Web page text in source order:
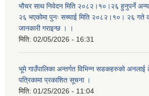
भौचर साथ निवेदन मिति २०८२।१०।२६ हुनुपर्ने
२६ भएकोमा पुनः सच्याई मिति २०८२।१०। २६ गते
जानकारी गराइन्छ । ।
मिति: 02/05/2026 - 16:31
भूमे गाउँपालिका अन्तर्गत विभिन्न सडकहरुको
पत्रिकामा प्रकाशित सूचना ।
मिति: 01/25/2026 - 11:04